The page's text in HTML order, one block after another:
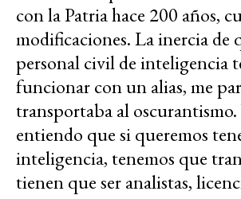
con la Patria hace 200 años,
modificaciones. La inercia de
personal civil de inteligencia
funcionar con un alias, me
transportaba al oscurantismo.
entiendo que si queremos
inteligencia, tenemos que
tienen que ser analistas,